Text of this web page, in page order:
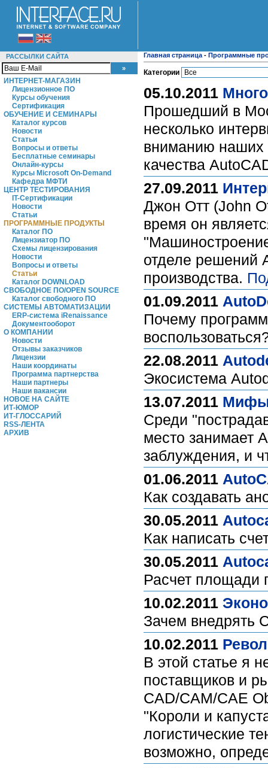
РАССЫЛКИ САЙТА
ИНТЕРНЕТ-МАГАЗИН
Лицензионное ПО
Курсы обучения
Сертификация
ОБУЧЕНИЕ И СЕМИНАРЫ
Каталог курсов
Новости
Статьи
Вопросы и ответы
Бесплатные семинары
Онлайн-курсы
Курсы Microsoft On-Demand
Кафедра МФТИ
ЦЕНТР ТЕСТИРОВАНИЯ
IT-Сертификации
Новости
Статьи
ПРОГРАММНЫЕ ПРОДУКТЫ
Каталог ПО
Лицензиатор ПО
Схемы лицензирования
Новости
Вопросы и ответы
Статьи
Каталог DOWNLOAD
СВОБОДНОЕ ПО/OPEN SOURCE
Каталог свободного ПО
СИСТЕМЫ АВТОМАТИЗАЦИИ
ERP-система iRenaissance
Документооборот
О КОМПАНИИ
Новости
Отзывы заказчиков
Лицензии
Наши координаты
Программа партнерства
Наши партнеры
Наши вакансии
НОВОЕ НА САЙТЕ
ИТ-ЮМОР
ИТ-ГЛОССАРИЙ
RSS-ЛЕНТА
АРХИВ
Главная страница - Программные
Категории
05.10.2011
Прошедший в
несколько
вниманию наших
качества
27.09.2011
Джон Отт (John
время он
отделе решений
производства.
01.09.2011
Почему
22.08.2011
Экосистема
13.07.2011 Мифы
Среди
место занимает
заблуждения, и
01.06.2011
Как создавать
30.05.2011
Как написать
30.05.2011
Расчет площади
10.02.2011
Зачем
10.02.2011
В этой статье я
поставщиков и
CAD/CAM/CAE
"Короли и
логистические
возможно,